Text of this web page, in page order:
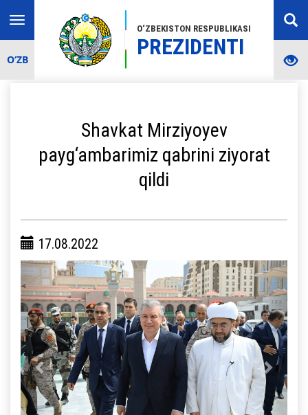
O‘ZBEKISTON RESPUBLIKASI
PREZIDENTI
Toggle
navigation
O‘ZB
Shavkat Mirziyoyev
payg‘ambarimiz qabrini ziyorat
qildi
17.08.2022